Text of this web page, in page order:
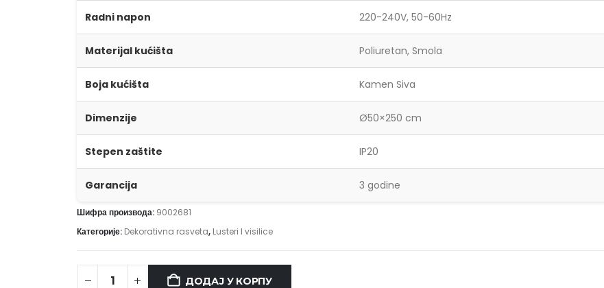
Radni napon 220-240V, 50-60Hz
Materijal kućišta Poliuretan, Smola
Boja kućišta Kamen Siva
Dimenzije Ø50×250 cm
Stepen zaštite IP20
Garancija 3 godine
Шифра производа: 9002681
Категорије: Dekorativna rasveta, Lusteri I visilice
ДОДАЈ У КОРПУ